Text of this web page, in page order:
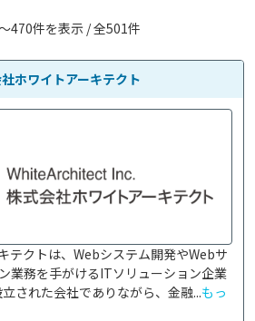
470件を表示 / 全501件
ホワイトアーキテクト
テクトは、Webシステム開発やWebサ
業務を手がけるITソリューション企業
された会社でありながら、金融...もっ